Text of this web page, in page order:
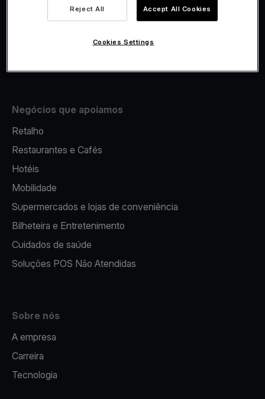
Fiscalidade
Negócios que apoiamos
Retalho
Restaurantes e Cafés
Hotéis
Mobilidade
Supermercados e lojas de conveniência
Bilheteira e Entretenimento
Cuidados de saúde
Soluções POS Não Atendidas
Sobre nós
A empresa
Carreira
Tecnologia
Reject All Accept All Cookies
Cookies Settings